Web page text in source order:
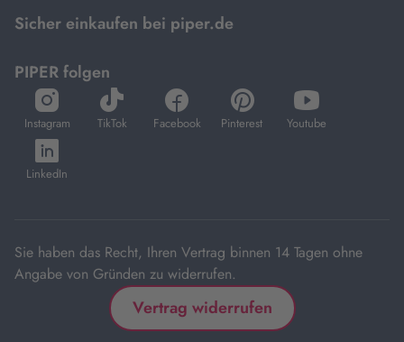
Sicher einkaufen bei piper.de
PIPER folgen
Instagram
öffnet
in
neuem
Tab
TikTok
öffnet
in
Facebook
öffnet
in
Pinterest
öffnet
in
Youtube
öffnet
in
LinkedIn
öffnet
in
Sie haben das Recht, Ihren Vertrag binnen 14 Tagen ohne
Angabe von Gründen zu widerrufen.
Vertrag widerrufen